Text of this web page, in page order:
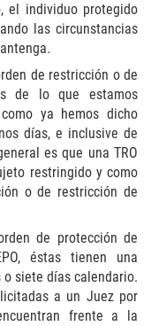
Robada
el individuo protegido
las circunstancias
de restricción o de
de lo que estamos
ya hemos dicho
días, e inclusive de
es que una TRO
restringido y como
o de restricción de
de protección de
éstas tienen una
siete días calendario.
a un Juez por
frente a la